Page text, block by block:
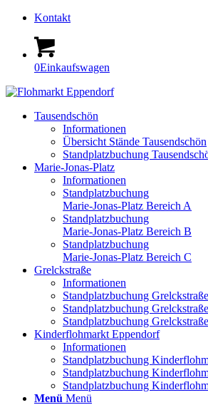
Kontakt
0Einkaufswagen
Tausendschön
Informationen
Übersicht Stände Tausendschön
Standplatzbuchung
Marie-Jonas-Platz
Informationen
Standplatzbuchung
Marie-Jonas-Platz Bereich A
Standplatzbuchung
Marie-Jonas-Platz Bereich B
Standplatzbuchung
Marie-Jonas-Platz Bereich C
Grelckstraße
Informationen
Standplatzbuchung
Standplatzbuchung
Standplatzbuchung
Kinderflohmarkt Eppendorf
Informationen
Standplatzbuchung
Standplatzbuchung
Standplatzbuchung
Menü Menü